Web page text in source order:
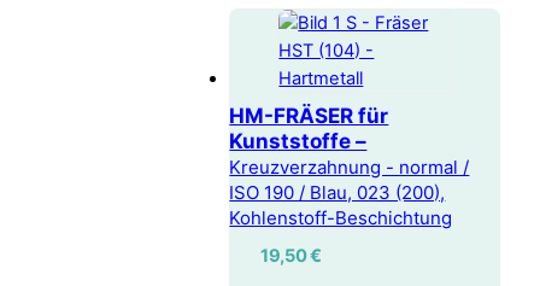
HM-FRÄSER für
Kunststoffe –
Kreuzverzahnung - normal /
ISO 190 / Blau, 023 (200),
Kohlenstoff-Beschichtung
19,50€